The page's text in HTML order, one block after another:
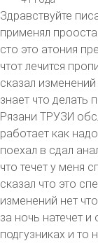
Здравствуйте
применял
сто это атония
чтот лечится
сказал
знает что делать
Рязани ТРУЗИ
работает как
поехал в сдал
что течет у меня
сказал что это
изменений нет
за ночь натечет
подгузниках и то